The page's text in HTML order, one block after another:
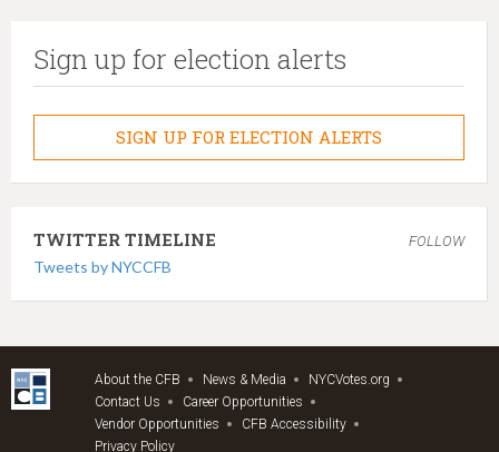
Sign up for election alerts
SIGN UP FOR ELECTION ALERTS
TWITTER TIMELINE FOLLOW
Tweets by NYCCFB
About the CFB News & Media
NYCVotes.org
Contact Us
Career Opportunities
Vendor Opportunities
CFB Accessibility
Privacy Policy